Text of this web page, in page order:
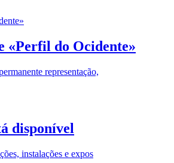
«Perfil do Ocidente»
representação,
disponível
instalações e expos